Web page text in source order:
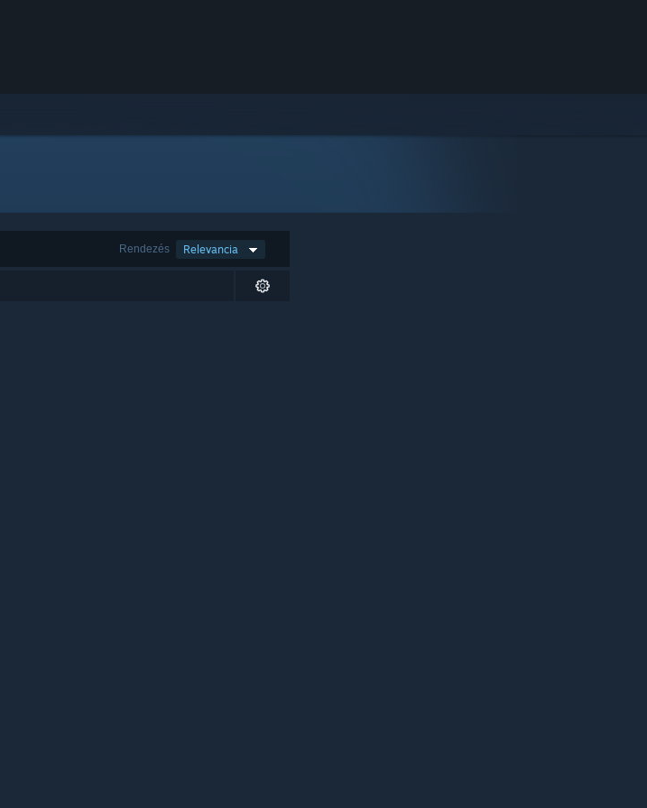
Rendezés Relevancia